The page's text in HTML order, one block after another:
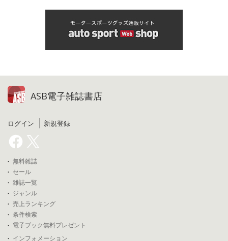
ASB電子雑誌書店
ログイン 新規登録
無料雑誌
セール
雑誌一覧
ジャンル
売上ランキング
条件検索
電子ブック無料プレゼント
インフォメーション